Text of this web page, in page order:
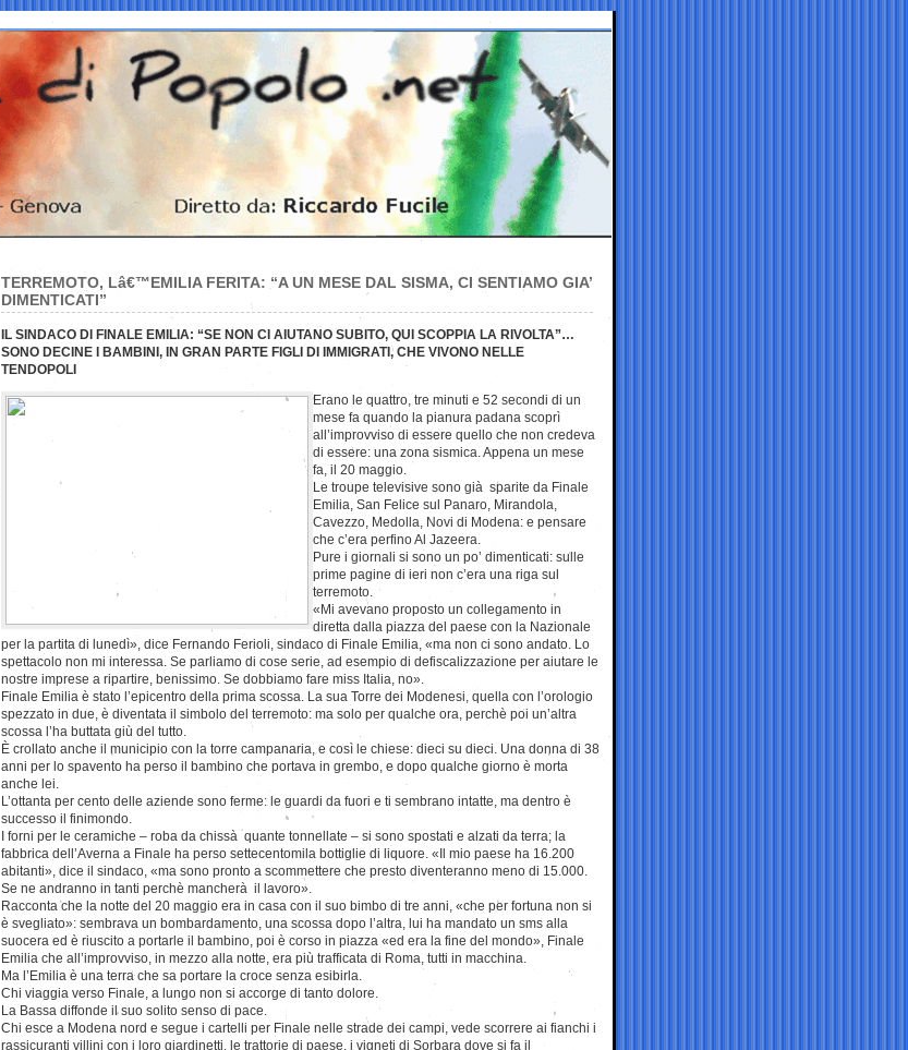
TERREMOTO, Lâ€™EMILIA FERITA: “A UN MESE DAL SISMA, CI SENTIAMO GIA’
DIMENTICATI”
IL SINDACO DI FINALE EMILIA: “SE NON CI AIUTANO SUBITO, QUI SCOPPIA LA RIVOLTA”…
SONO DECINE I BAMBINI, IN GRAN PARTE FIGLI DI IMMIGRATI, CHE VIVONO NELLE
TENDOPOLI
Erano le quattro, tre minuti e 52 secondi di un
mese fa quando la pianura padana scoprì
all’improvviso di essere quello che non credeva
di essere: una zona sismica. Appena un mese
fa, il 20 maggio.
Le troupe televisive sono già sparite da Finale
Emilia, San Felice sul Panaro, Mirandola,
Cavezzo, Medolla, Novi di Modena: e pensare
che c’era perfino Al Jazeera.
Pure i giornali si sono un po’ dimenticati: sulle
prime pagine di ieri non c’era una riga sul
terremoto.
«Mi avevano proposto un collegamento in
diretta dalla piazza del paese con la Nazionale
per la partita di lunedì», dice Fernando Ferioli, sindaco di Finale Emilia, «ma non ci sono andato. Lo
spettacolo non mi interessa. Se parliamo di cose serie, ad esempio di defiscalizzazione per aiutare le
nostre imprese a ripartire, benissimo. Se dobbiamo fare miss Italia, no».
Finale Emilia è stato l’epicentro della prima scossa. La sua Torre dei Modenesi, quella con l’orologio
spezzato in due, è diventata il simbolo del terremoto: ma solo per qualche ora, perchè poi un’altra
scossa l’ha buttata giù del tutto.
È crollato anche il municipio con la torre campanaria, e così le chiese: dieci su dieci. Una donna di 38
anni per lo spavento ha perso il bambino che portava in grembo, e dopo qualche giorno è morta
anche lei.
L’ottanta per cento delle aziende sono ferme: le guardi da fuori e ti sembrano intatte, ma dentro è
successo il finimondo.
I forni per le ceramiche – roba da chissà quante tonnellate – si sono spostati e alzati da terra; la
fabbrica dell’Averna a Finale ha perso settecentomila bottiglie di liquore. «Il mio paese ha 16.200
abitanti», dice il sindaco, «ma sono pronto a scommettere che presto diventeranno meno di 15.000.
Se ne andranno in tanti perchè mancherà il lavoro».
Racconta che la notte del 20 maggio era in casa con il suo bimbo di tre anni, «che per fortuna non si
è svegliato»: sembrava un bombardamento, una scossa dopo l’altra, lui ha mandato un sms alla
suocera ed è riuscito a portarle il bambino, poi è corso in piazza «ed era la fine del mondo», Finale
Emilia che all’improvviso, in mezzo alla notte, era più trafficata di Roma, tutti in macchina.
Ma l’Emilia è una terra che sa portare la croce senza esibirla.
Chi viaggia verso Finale, a lungo non si accorge di tanto dolore.
La Bassa diffonde il suo solito senso di pace.
Chi esce a Modena nord e segue i cartelli per Finale nelle strade dei campi, vede scorrere ai fianchi i
rassicuranti villini con i loro giardinetti, le trattorie di paese, i vigneti di Sorbara dove si fa il